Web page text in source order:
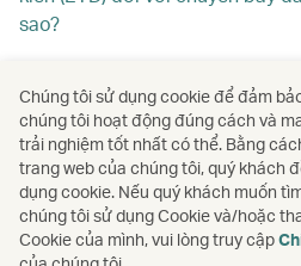
sao?
Tôi có nhận được tin nhắn
tôi đặt chỗ hoặc hủy đặt chỗ
Thông báo này không hiển thị
của tôi. Tại sao lại như vậy?
Chúng tôi sử dụng cookie để đảm
chúng tôi hoạt động đúng cách và
trải nghiệm tốt nhất có thể. Bằng
trang web của chúng tôi, quý khách
dụng cookie. Nếu quý khách muốn
chúng tôi sử dụng Cookie và/hoặc
Cookie của mình, vui lòng truy cập